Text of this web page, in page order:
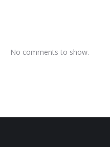
No comments to show.